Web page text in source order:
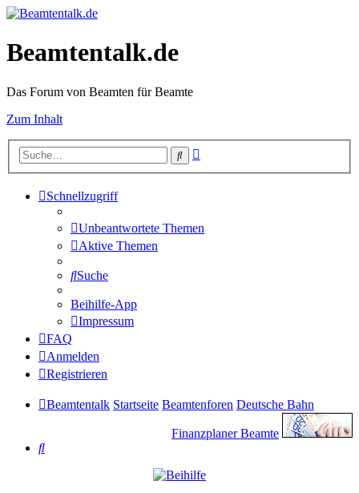
Beamtentalk.de
Das Forum von Beamten für Beamte
Zum Inhalt
Suche
Schnellzugriff
Unbeantwortete Themen
Aktive Themen
Suche
Beihilfe-App
Impressum
FAQ
Anmelden
Registrieren
Beamtentalk Startseite Beamtenforen Deutsche Bahn
Finanzplaner Beamte
Suche